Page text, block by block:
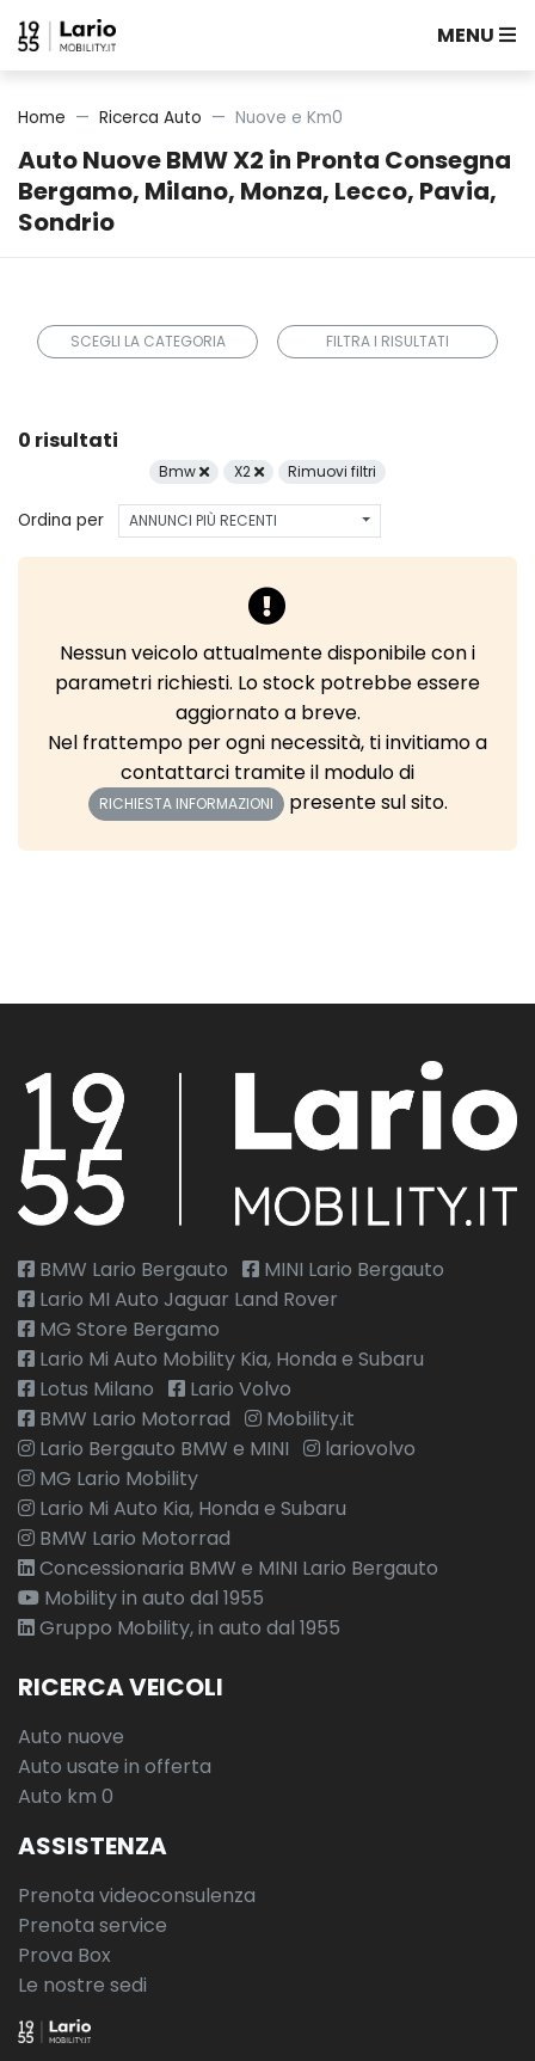
MENU
Auto Nuove BMW X2 in Pronta Consegna
Bergamo, Milano, Monza, Lecco, Pavia,
Sondrio
Home Ricerca Auto Nuove e Km0
SCEGLI LA CATEGORIA FILTRA I RISULTATI
0 risultati
Bmw X2 Rimuovi filtri
Ordina per ANNUNCI PIÙ RECENTI
Nessun veicolo attualmente disponibile con i
parametri richiesti. Lo stock potrebbe essere
aggiornato a breve.
Nel frattempo per ogni necessità, ti invitiamo a
contattarci tramite il modulo di
RICHIESTA INFORMAZIONI presente sul sito.
BMW Lario Bergauto
MINI Lario Bergauto
Lario MI Auto Jaguar Land Rover
MG Store Bergamo
Lario Mi Auto Mobility Kia, Honda e Subaru
Lotus Milano
Lario Volvo
BMW Lario Motorrad
Mobility.it
Lario Bergauto BMW e MINI
lariovolvo
MG Lario Mobility
Lario Mi Auto Kia, Honda e Subaru
BMW Lario Motorrad
Concessionaria BMW e MINI Lario Bergauto
Mobility in auto dal 1955
Gruppo Mobility, in auto dal 1955
RICERCA VEICOLI
Auto nuove
Auto usate in offerta
Auto km 0
ASSISTENZA
Prenota videoconsulenza
Prenota service
Prova Box
Le nostre sedi